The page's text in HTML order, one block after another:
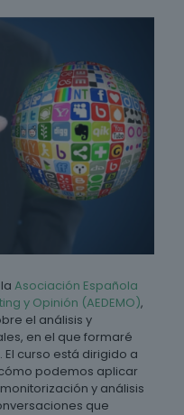
Asociación Española
y Opinión (AEDEMO),
el análisis y
en el que formaré
curso está dirigido a
podemos aplicar
y análisis
que